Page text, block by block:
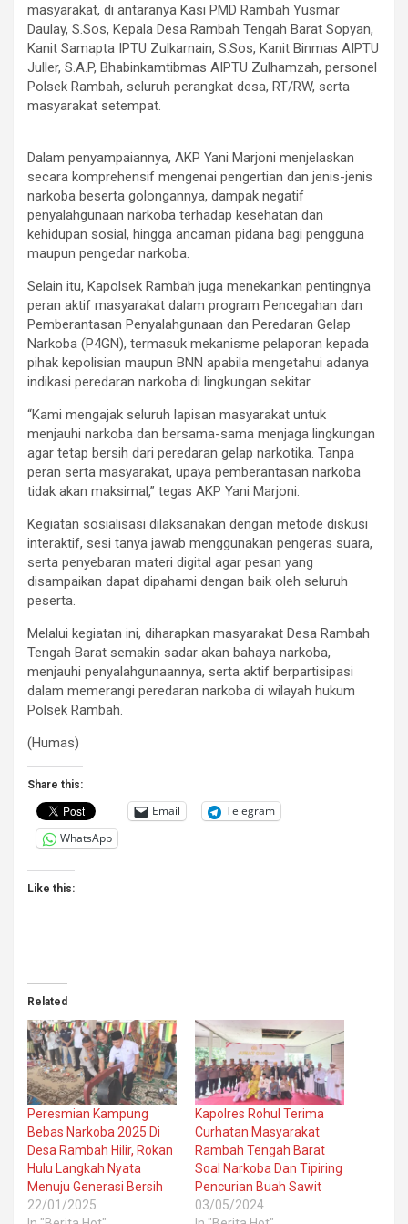
masyarakat, di antaranya Kasi PMD Rambah Yusmar
Daulay, S.Sos, Kepala Desa Rambah Tengah Barat Sopyan,
Kanit Samapta IPTU Zulkarnain, S.Sos, Kanit Binmas AIPTU
Juller, S.A.P, Bhabinkamtibmas AIPTU Zulhamzah, personel
Polsek Rambah, seluruh perangkat desa, RT/RW, serta
masyarakat setempat.
Dalam penyampaiannya, AKP Yani Marjoni menjelaskan
secara komprehensif mengenai pengertian dan jenis-jenis
narkoba beserta golongannya, dampak negatif
penyalahgunaan narkoba terhadap kesehatan dan
kehidupan sosial, hingga ancaman pidana bagi pengguna
maupun pengedar narkoba.
Selain itu, Kapolsek Rambah juga menekankan pentingnya
peran aktif masyarakat dalam program Pencegahan dan
Pemberantasan Penyalahgunaan dan Peredaran Gelap
Narkoba (P4GN), termasuk mekanisme pelaporan kepada
pihak kepolisian maupun BNN apabila mengetahui adanya
indikasi peredaran narkoba di lingkungan sekitar.
“Kami mengajak seluruh lapisan masyarakat untuk
menjauhi narkoba dan bersama-sama menjaga lingkungan
agar tetap bersih dari peredaran gelap narkotika. Tanpa
peran serta masyarakat, upaya pemberantasan narkoba
tidak akan maksimal,” tegas AKP Yani Marjoni.
Kegiatan sosialisasi dilaksanakan dengan metode diskusi
interaktif, sesi tanya jawab menggunakan pengeras suara,
serta penyebaran materi digital agar pesan yang
disampaikan dapat dipahami dengan baik oleh seluruh
peserta.
Melalui kegiatan ini, diharapkan masyarakat Desa Rambah
Tengah Barat semakin sadar akan bahaya narkoba,
menjauhi penyalahgunaannya, serta aktif berpartisipasi
dalam memerangi peredaran narkoba di wilayah hukum
Polsek Rambah.
(Humas)
Share this:
Email
Telegram
WhatsApp
Like this:
Related
Peresmian Kampung
Bebas Narkoba 2025 Di
Desa Rambah Hilir, Rokan
Hulu Langkah Nyata
Menuju Generasi Bersih
22/01/2025
Kapolres Rohul Terima
Curhatan Masyarakat
Rambah Tengah Barat
Soal Narkoba Dan Tipiring
Pencurian Buah Sawit
03/05/2024